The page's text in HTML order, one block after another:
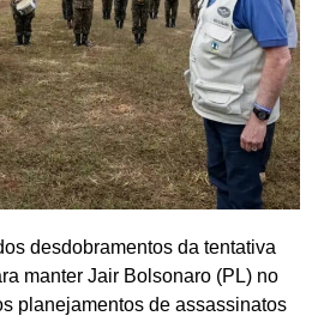
desdobramentos da tentativa
manter Jair Bolsonaro (PL) no
planejamentos de assassinatos